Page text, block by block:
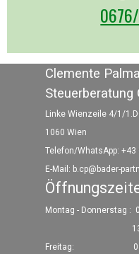
Clemente
Steuerberatung
Linke Wienzeile 4/1/
1060 Wien
Telefon/WhatsApp:
E-Mail: b.cp@bader-
Montag - Donnerstag :
13:00 -
Freitag: 09:00